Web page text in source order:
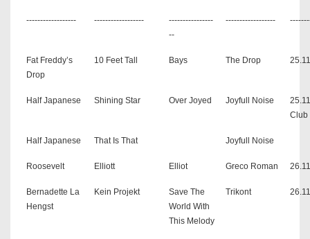
------------------ ------------------
----------------
--
------------------
Fat Freddy’s
Drop
10 Feet Tall Bays The Drop
Half Japanese Shining Star Over Joyed Joyfull Noise
Club
Half Japanese That Is That Joyfull Noise
Roosevelt Elliott Elliot Greco Roman
Bernadette La
Hengst
Kein Projekt
Save The
World With
This Melody
Trikont